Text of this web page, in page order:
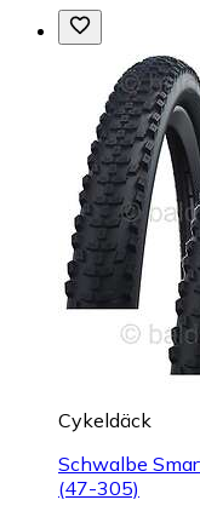
Cykeldäck
Schwalbe
(47-305)